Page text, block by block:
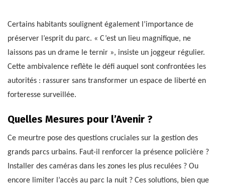
Certains habitants soulignent également l’importance de
préserver l’esprit du parc. « C’est un lieu magnifique, ne
laissons pas un drame le ternir », insiste un joggeur régulier.
Cette ambivalence reflète le défi auquel sont confrontées les
autorités : rassurer sans transformer un espace de liberté en
forteresse surveillée.
Quelles Mesures pour l’Avenir ?
Ce meurtre pose des questions cruciales sur la gestion des
grands parcs urbains. Faut-il renforcer la présence policière ?
Installer des caméras dans les zones les plus reculées ? Ou
encore limiter l’accès au parc la nuit ? Ces solutions, bien que